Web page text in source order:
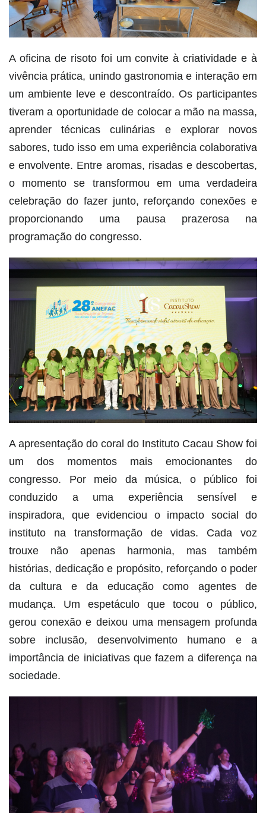
A oficina de risoto foi um convite à criatividade e à
vivência prática, unindo gastronomia e interação em
um ambiente leve e descontraído. Os participantes
tiveram a oportunidade de colocar a mão na massa,
aprender técnicas culinárias e explorar novos
sabores, tudo isso em uma experiência colaborativa
e envolvente. Entre aromas, risadas e descobertas,
o momento se transformou em uma verdadeira
celebração do fazer junto, reforçando conexões e
proporcionando uma pausa prazerosa na
programação do congresso.
A apresentação do coral do Instituto Cacau Show foi
um dos momentos mais emocionantes do
congresso. Por meio da música, o público foi
conduzido a uma experiência sensível e
inspiradora, que evidenciou o impacto social do
instituto na transformação de vidas. Cada voz
trouxe não apenas harmonia, mas também
histórias, dedicação e propósito, reforçando o poder
da cultura e da educação como agentes de
mudança. Um espetáculo que tocou o público,
gerou conexão e deixou uma mensagem profunda
sobre inclusão, desenvolvimento humano e a
importância de iniciativas que fazem a diferença na
sociedade.